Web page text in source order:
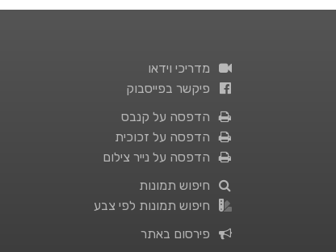
מדריכי וידאו
פיקשר בפייסבוק
הדפסה על קנבס
הדפסה על זכוכית
הדפסה על נייר צילום
חיפוש תמונות
חיפוש תמונות לפי צבע
פירסום באתר